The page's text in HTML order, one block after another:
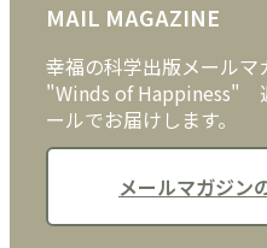
外国語
クッキーポリシー
MAIL MAGAZINE
幸福の科学出版メールマ
"Winds of Happiness"
ールでお届けします。
メールマガジン